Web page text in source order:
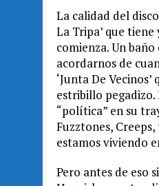
La calidad del
La Tripa’ que
comienza. Un
acordarnos de
‘Junta De
estribillo
“política” en su
Fuzztones,
estamos viviendo
Pero antes de eso